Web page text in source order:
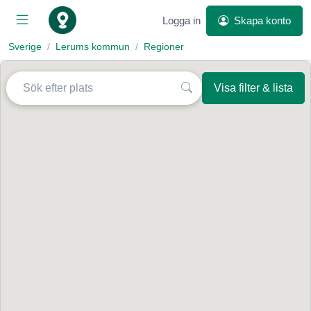
Logga in Skapa konto
Sverige Lerums kommun Regioner
Visa filter & lista